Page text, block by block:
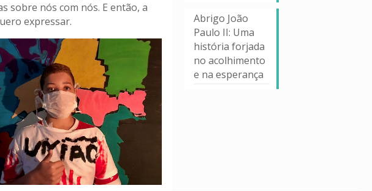
sobre nós com nós. E então, a
expressar.
Abrigo João
Paulo II: Uma
história forjada
no acolhimento
e na esperança